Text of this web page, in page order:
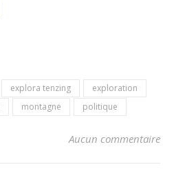
explora tenzing
exploration
montagne politique
Aucun commentaire